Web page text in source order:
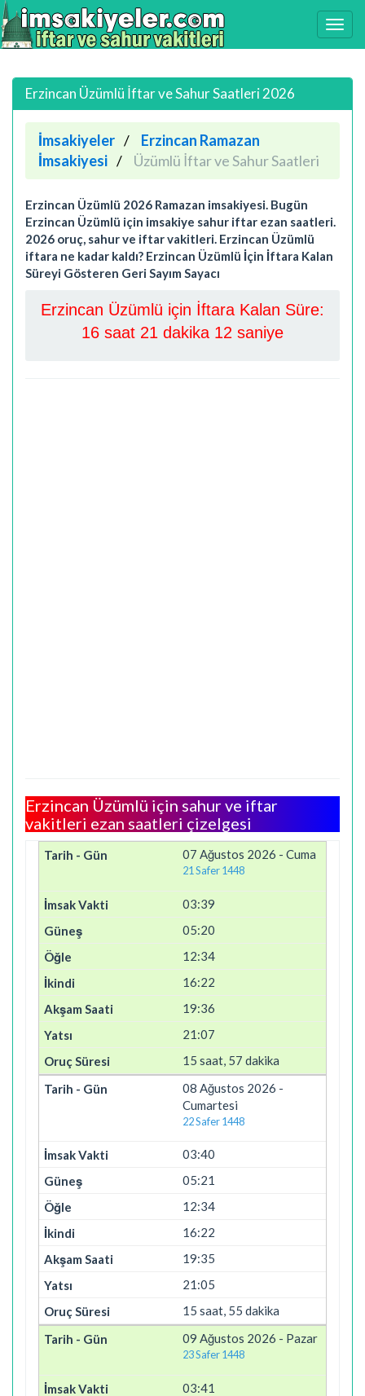
Erzincan Üzümlü İftar ve Sahur Saatleri 2026
İmsakiyeler
Erzincan Ramazan
İmsakiyesi
Üzümlü İftar ve Sahur Saatleri
Erzincan Üzümlü 2026 Ramazan imsakiyesi. Bugün
Erzincan Üzümlü için imsakiye sahur iftar ezan saatleri.
2026 oruç, sahur ve iftar vakitleri. Erzincan Üzümlü
iftara ne kadar kaldı? Erzincan Üzümlü İçin İftara Kalan
Süreyi Gösteren Geri Sayım Sayacı
Erzincan Üzümlü için İftara Kalan Süre:
16 saat 21 dakika 11 saniye
Erzincan Üzümlü için sahur ve iftar
vakitleri ezan saatleri çizelgesi
07 Ağustos 2026 - Cuma
21 Safer 1448
03:39
05:20
12:34
16:22
19:36
21:07
15 saat, 57 dakika
08 Ağustos 2026 -
Cumartesi
22 Safer 1448
03:40
05:21
12:34
16:22
19:35
21:05
15 saat, 55 dakika
09 Ağustos 2026 - Pazar
23 Safer 1448
03:41